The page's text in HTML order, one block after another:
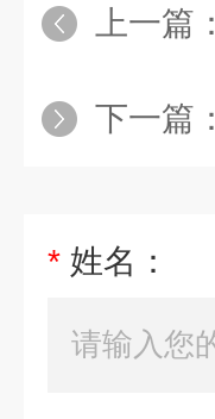
上一篇：
下一篇：
* 姓名：